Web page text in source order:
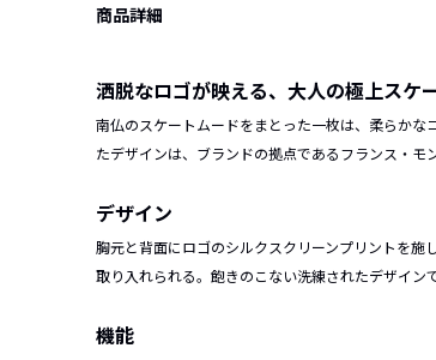
商品詳細
洒脱なロゴが映える、大人の極上スケ
南仏のスケートムードをまとった一枚は、柔らかな
たデザインは、ブランドの拠点であるフランス・モ
デザイン
胸元と背面にロゴのシルクスクリーンプリントを施
取り入れられる。飽きのこない洗練されたデザイン
機能